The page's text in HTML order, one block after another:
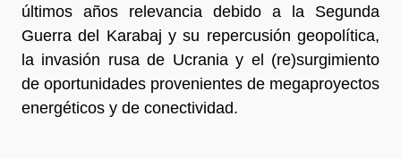
últimos años relevancia debido a la Segunda
Guerra del Karabaj y su repercusión geopolítica,
la invasión rusa de Ucrania y el (re)surgimiento
de oportunidades provenientes de megaproyectos
energéticos y de conectividad.